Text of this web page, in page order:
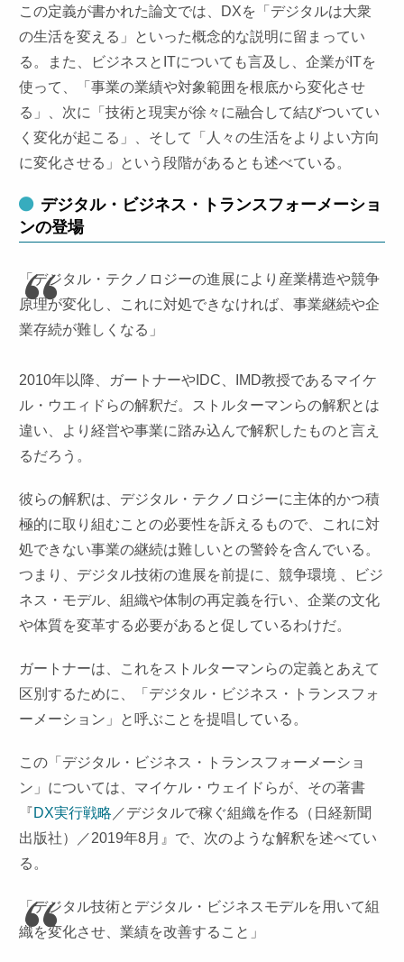
この定義が書かれた論文では、DXを「デジタルは大衆
の生活を変える」といった概念的な説明に留まってい
る。また、ビジネスとITについても言及し、企業がITを
使って、「事業の業績や対象範囲を根底から変化させ
る」、次に「技術と現実が徐々に融合して結びついてい
く変化が起こる」、そして「人々の生活をよりよい方向
に変化させる」という段階があるとも述べている。
デジタル・ビジネス・トランスフォーメーショ
ンの登場
「デジタル・テクノロジーの進展により産業構造や競争
原理が変化し、これに対処できなければ、事業継続や企
業存続が難しくなる」
2010年以降、ガートナーやIDC、IMD教授であるマイケ
ル・ウエィドらの解釈だ。ストルターマンらの解釈とは
違い、より経営や事業に踏み込んで解釈したものと言え
るだろう。
彼らの解釈は、デジタル・テクノロジーに主体的かつ積
極的に取り組むことの必要性を訴えるもので、これに対
処できない事業の継続は難しいとの警鈴を含んでいる。
つまり、デジタル技術の進展を前提に、競争環境 、ビジ
ネス・モデル、組織や体制の再定義を行い、企業の文化
や体質を変革する必要があると促しているわけだ。
ガートナーは、これをストルターマンらの定義とあえて
区別するために、「デジタル・ビジネス・トランスフォ
ーメーション」と呼ぶことを提唱している。
この「デジタル・ビジネス・トランスフォーメーショ
ン」については、マイケル・ウェイドらが、その著書
『DX実行戦略 ／デジタルで稼ぐ組織を作る（日経新聞
出版社）／2019年8月』で、次のような解釈を述べてい
る。
「デジタル技術とデジタル・ビジネスモデルを用いて組
織を変化させ、業績を改善すること」